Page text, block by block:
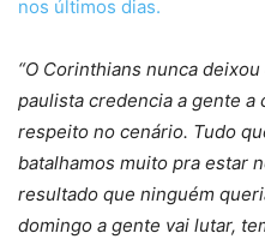
nos últimos dias.
“O Corinthians nunca
paulista credencia a gente a
respeito no cenário. Tudo
batalhamos muito pra estar
resultado que ninguém
domingo a gente vai lutar,